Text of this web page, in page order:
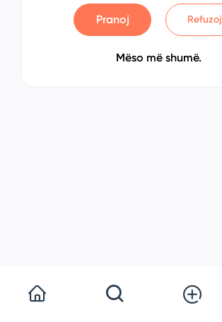
Pranoj Refuzoj
Mëso më shumë.